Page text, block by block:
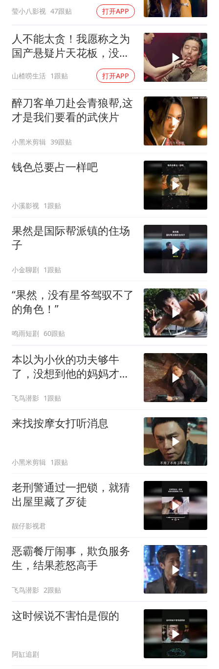
莹小八影视 47跟贴 打开APP
人不能太贪！我愿称之为
国产悬疑片天花板，没有
山楂唠生活 1跟贴 打开APP
醉刀客单刀赴会青狼帮,这
才是我们要看的武侠片
小黑米剪辑 39跟贴
钱色总要占一样吧
小溪影视 1跟贴
果然是国际帮派镇的住场
子
小金聊剧 1跟贴
“果然，没有星爷驾驭不了
的角色！”
鸣雨短剧 60跟贴
本以为小伙的功夫够牛
了，没想到他的妈妈才是
飞鸟潜影 1跟贴
来找按摩女打听消息
小黑米剪辑 1跟贴
老刑警通过一把锁，就猜
出屋里藏了歹徒
靓仔影视君
恶霸餐厅闹事，欺负服务
生，结果惹怒高手
飞鸟潜影 2跟贴
这时候说不害怕是假的
阿缸追剧